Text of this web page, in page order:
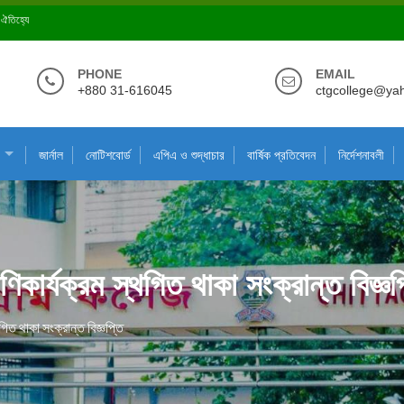
ঐতিহ্যে
PHONE
+880 31-616045
EMAIL
জার্নাল নোটিশবোর্ড এপিএ ও শুদ্ধাচার বার্ষিক প্রতিবেদন নির্দেশনাবলী
স্থগিত থাকা সংক্রান্ত
থাকা সংক্রান্ত বিজ্ঞপ্তি